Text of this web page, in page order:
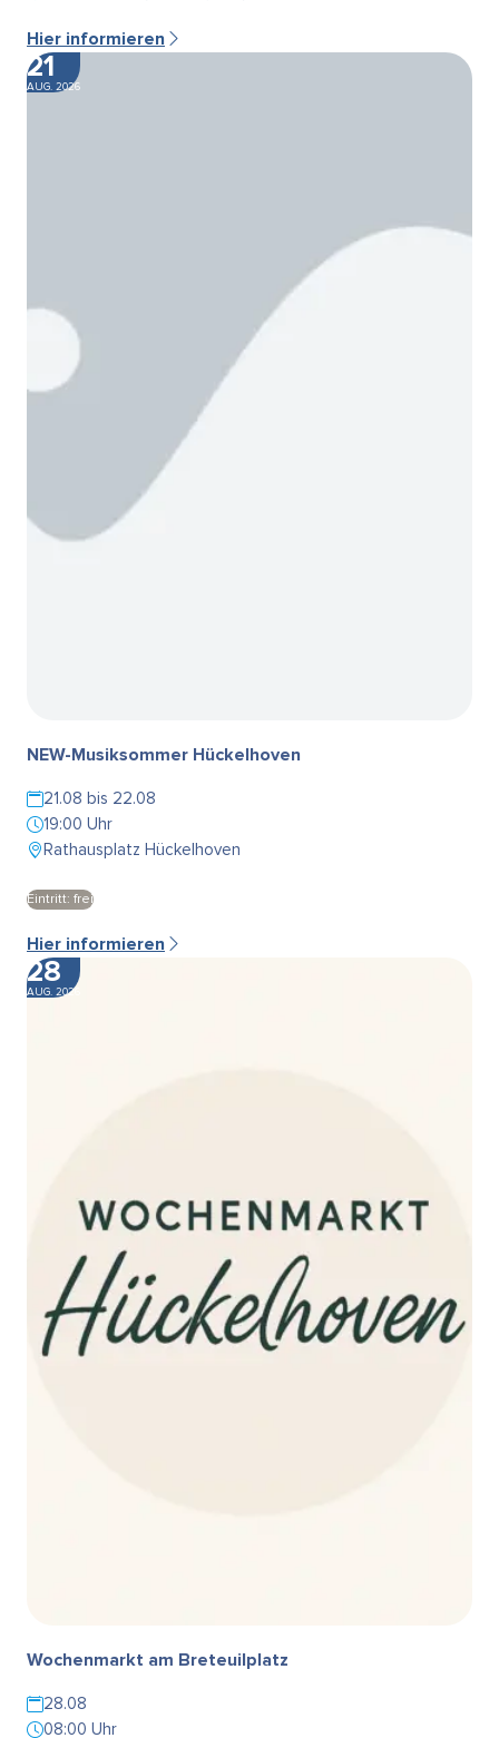
Hier informieren
21
AUG. 2026
NEW-Musiksommer Hückelhoven
21.08 bis 22.08
19:00 Uhr
Rathausplatz Hückelhoven
Eintritt: frei
Hier informieren
28
AUG. 2026
Wochenmarkt am Breteuilplatz
28.08
08:00 Uhr